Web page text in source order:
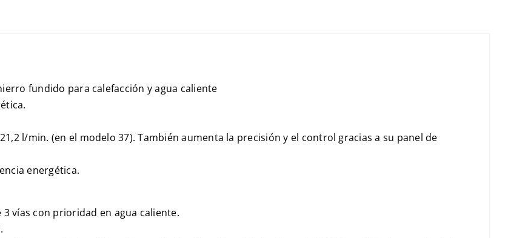
fundido para calefacción y agua caliente
21,2 l/min. (en el modelo 37). También aumenta la precisión y el control gracias a su panel de
energética.
3 vías con prioridad en agua caliente.